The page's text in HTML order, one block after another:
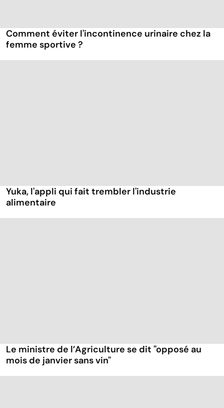
Comment éviter l'incontinence urinaire chez la
femme sportive ?
Yuka, l'appli qui fait trembler l'industrie
alimentaire
Le ministre de l’Agriculture se dit "opposé au
mois de janvier sans vin"